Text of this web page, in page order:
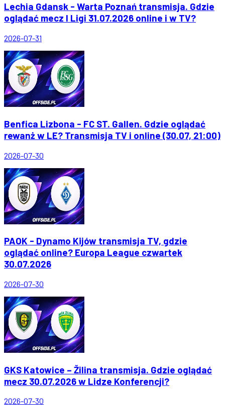
Lechia Gdansk - Warta Poznań transmisja. Gdzie
oglądać mecz I Ligi 31.07.2026 online i w TV?
2026-07-31
Benfica Lizbona - FC ST. Gallen. Gdzie oglądać
rewanż w LE? Transmisja TV i online (30.07, 21:00)
2026-07-30
PAOK - Dynamo Kijów transmisja TV, gdzie
oglądać online? Europa League czwartek
30.07.2026
2026-07-30
GKS Katowice – Žilina transmisja. Gdzie oglądać
mecz 30.07.2026 w Lidze Konferencji?
2026-07-30